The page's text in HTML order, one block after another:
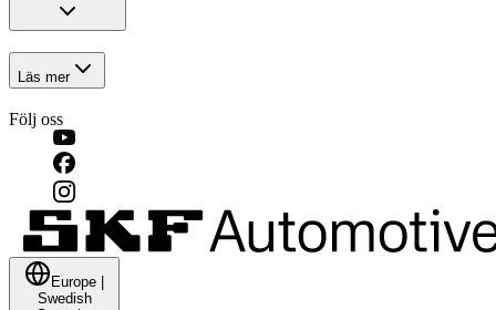
Läs mer
Följ oss
Europe
Swedish